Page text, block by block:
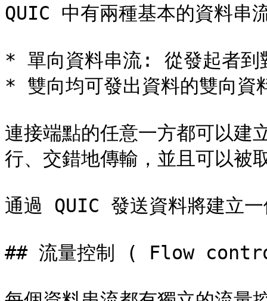
QUIC 中有兩種基本的資料串
* 單向資料串流: 從發起者到
* 雙向均可發出資料的雙向資
連接端點的任意一方都可以建
行、交錯地傳輸，並且可以被
通過 QUIC 發送資料將建立
## 流量控制 ( Flow